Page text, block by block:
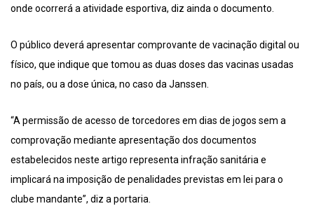
onde ocorrerá a atividade esportiva, diz ainda o documento.
O público deverá apresentar comprovante de vacinação digital ou
físico, que indique que tomou as duas doses das vacinas usadas
no país, ou a dose única, no caso da Janssen.
“A permissão de acesso de torcedores em dias de jogos sem a
comprovação mediante apresentação dos documentos
estabelecidos neste artigo representa infração sanitária e
implicará na imposição de penalidades previstas em lei para o
clube mandante”, diz a portaria.